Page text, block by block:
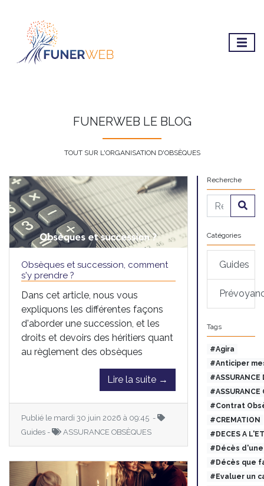
FUNERWEB LE BLOG
TOUT SUR L'ORGANISATION D'OBSÈQUES
Obsèques et succession, comment
s'y prendre ?
Dans cet article, nous vous
expliquons les différentes façons
d'aborder une succession, et les
droits et devoirs des héritiers quant
au règlement des obsèques
Lire la suite →
Publié le mardi 30 juin 2026 à 09:45 -
Guides -
ASSURANCE OBSÈQUES
Recherche
Catégories
Guides
Tags
#Agira
#Anticiper
#ASSURANCE
#ASSURANCE
#Contrat
#CREMATION
#DECES A
#Décès
#Décès que
#Evaluer un